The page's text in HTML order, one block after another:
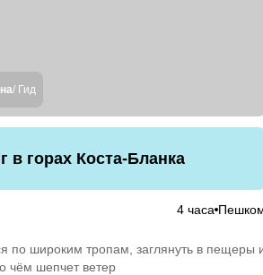
/ Гид
в горах Коста-Бланка
4 часа
по широким тропам, заглянуть в пещеры
чём шепчет ветер